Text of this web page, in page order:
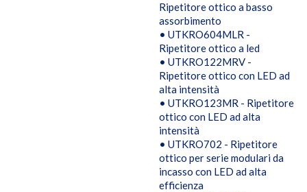
Ripetitore ottico a basso
assorbimento
• UTKRO604MLR -
Ripetitore ottico a led
• UTKRO122MRV -
Ripetitore ottico con LED ad
alta intensità
• UTKRO123MR - Ripetitore
ottico con LED ad alta
intensità
• UTKRO702 - Ripetitore
ottico per serie modulari da
incasso con LED ad alta
efficienza